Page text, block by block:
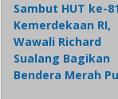
Sambut HUT ke-
Kemerdekaan RI,
Wawali Richard
Sualang Bagikan
Bendera Merah